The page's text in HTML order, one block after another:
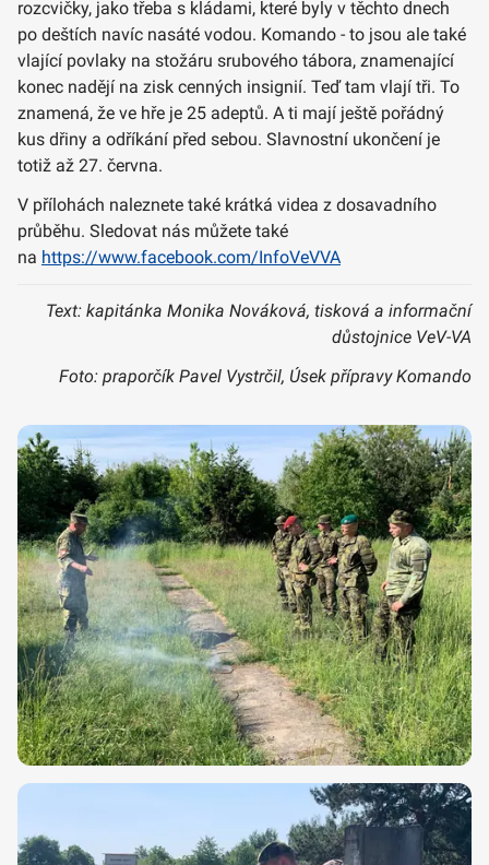
rozcvičky, jako třeba s kládami, které byly v těchto dnech
po deštích navíc nasáté vodou. Komando - to jsou ale také
vlající povlaky na stožáru srubového tábora, znamenající
konec nadějí na zisk cenných insignií. Teď tam vlají tři. To
znamená, že ve hře je 25 adeptů. A ti mají ještě pořádný
kus dřiny a odříkání před sebou. Slavnostní ukončení je
totiž až 27. června.
V přílohách naleznete také krátká videa z dosavadního
průběhu. Sledovat nás můžete také
na https://www.facebook.com/InfoVeVVA
Text: kapitánka Monika Nováková, tisková a informační
důstojnice VeV-VA
Foto: praporčík Pavel Vystrčil, Úsek přípravy Komando